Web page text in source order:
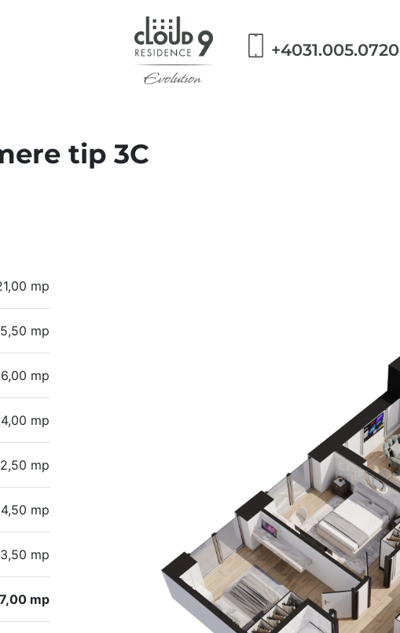
+4031.005.0720
tip 3C
mp
5,50 mp
6,00 mp
mp
mp
4,50 mp
3,50 mp
mp